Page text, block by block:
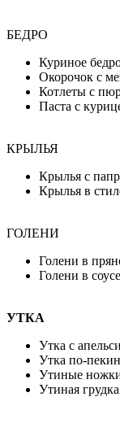
БЕДРО
Куриное
Окорочок с
Котлеты с
Паста с
КРЫЛЬЯ
Крылья с
Крылья в
ГОЛЕНИ
Голени в
Голени в
УТКА
Утка с
Утка по-
Утиные
Утиная